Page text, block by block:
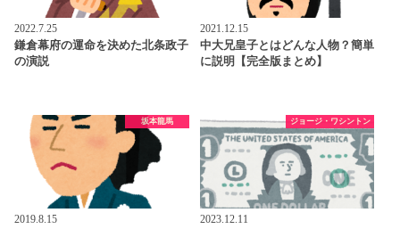
2022.7.25
鎌倉幕府の運命を決めた北条政子
の演説
2021.12.15
中大兄皇子とはどんな人物？簡単
に説明【完全版まとめ】
坂本龍馬
2019.8.15
ジョージ・ワシントン
2023.12.11